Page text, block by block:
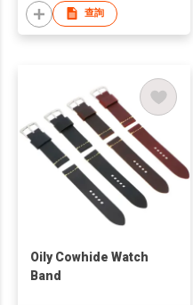
查詢
Oily Cowhide Watch
Band